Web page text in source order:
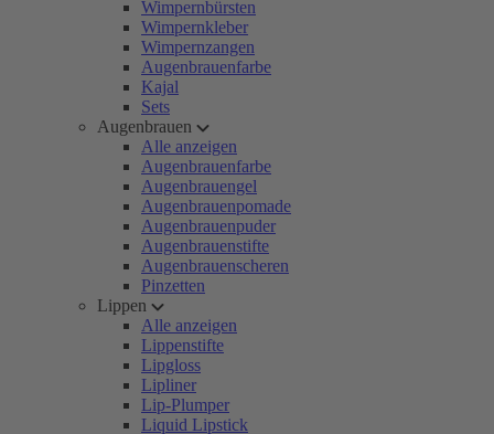
Wimpernbürsten
Wimpernkleber
Wimpernzangen
Augenbrauenfarbe
Kajal
Sets
Augenbrauen
Alle anzeigen
Augenbrauenfarbe
Augenbrauengel
Augenbrauenpomade
Augenbrauenpuder
Augenbrauenstifte
Augenbrauenscheren
Pinzetten
Lippen
Alle anzeigen
Lippenstifte
Lipgloss
Lipliner
Lip-Plumper
Liquid Lipstick